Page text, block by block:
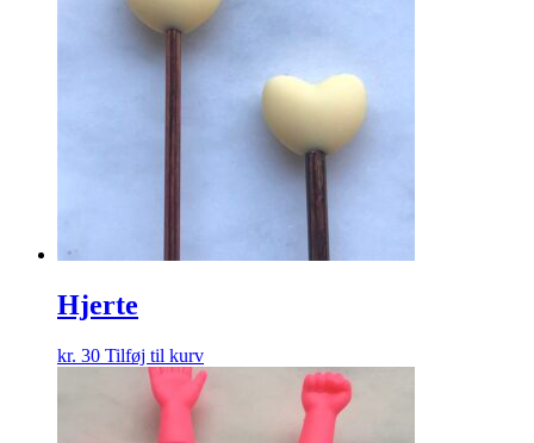
Hjerte
kr. 30 Tilføj til kurv